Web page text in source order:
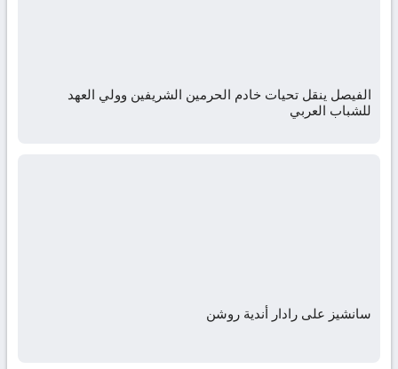
الفيصل ينقل تحيات خادم الحرمين الشريفين وولي العهد
للشباب العربي
سانشيز على رادار أندية روشن